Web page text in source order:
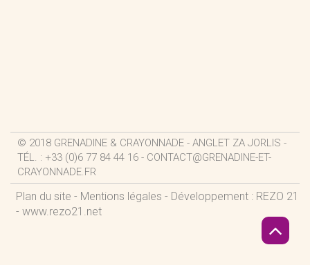
© 2018 GRENADINE & CRAYONNADE - ANGLET ZA JORLIS -
TÉL. : +33 (0)6 77 84 44 16 - CONTACT@GRENADINE-ET-
CRAYONNADE.FR
Plan du site - Mentions légales - Développement : REZO 21
- www.rezo21.net